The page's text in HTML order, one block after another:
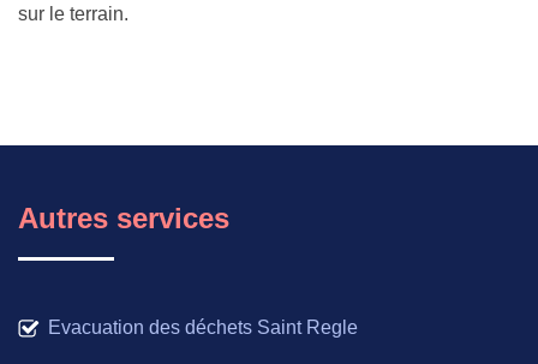
sur le terrain.
Autres services
Evacuation des déchets Saint Regle